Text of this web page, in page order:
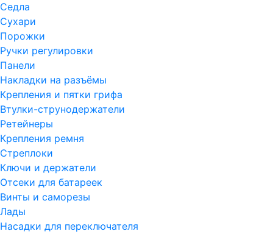
Седла
Сухари
Порожки
Ручки регулировки
Панели
Накладки на разъёмы
Крепления и пятки грифа
Втулки-струнодержатели
Ретейнеры
Крепления ремня
Стреплоки
Ключи и держатели
Отсеки для батареек
Винты и саморезы
Лады
Насадки для переключателя